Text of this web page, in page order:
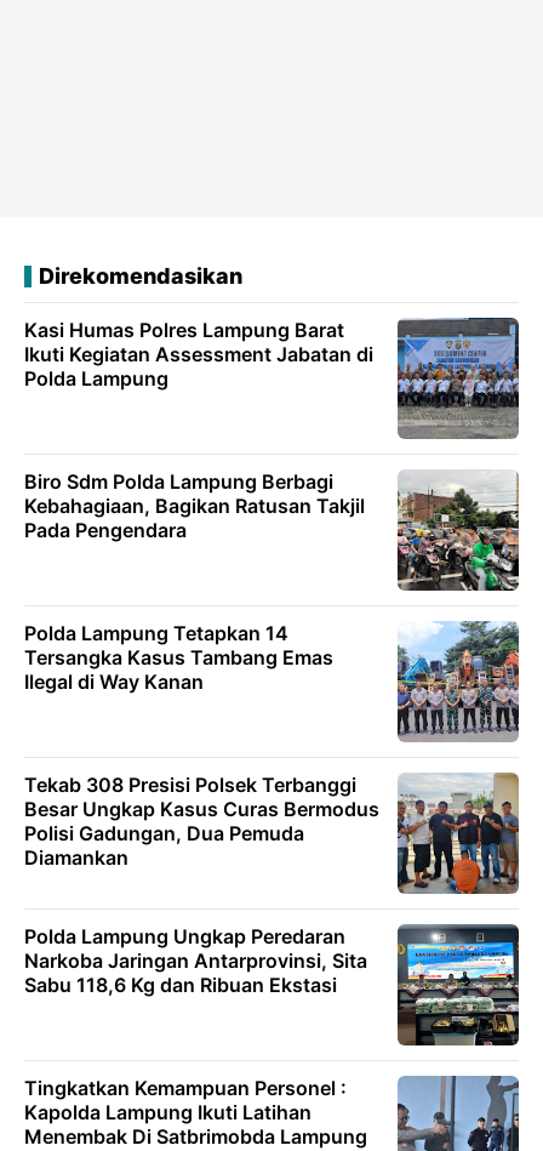
Direkomendasikan
Kasi Humas Polres Lampung Barat
Ikuti Kegiatan Assessment Jabatan di
Polda Lampung
Biro Sdm Polda Lampung Berbagi
Kebahagiaan, Bagikan Ratusan Takjil
Pada Pengendara
Polda Lampung Tetapkan 14
Tersangka Kasus Tambang Emas
Ilegal di Way Kanan
Tekab 308 Presisi Polsek Terbanggi
Besar Ungkap Kasus Curas Bermodus
Polisi Gadungan, Dua Pemuda
Diamankan
Polda Lampung Ungkap Peredaran
Narkoba Jaringan Antarprovinsi, Sita
Sabu 118,6 Kg dan Ribuan Ekstasi
Tingkatkan Kemampuan Personel :
Kapolda Lampung Ikuti Latihan
Menembak Di Satbrimobda Lampung